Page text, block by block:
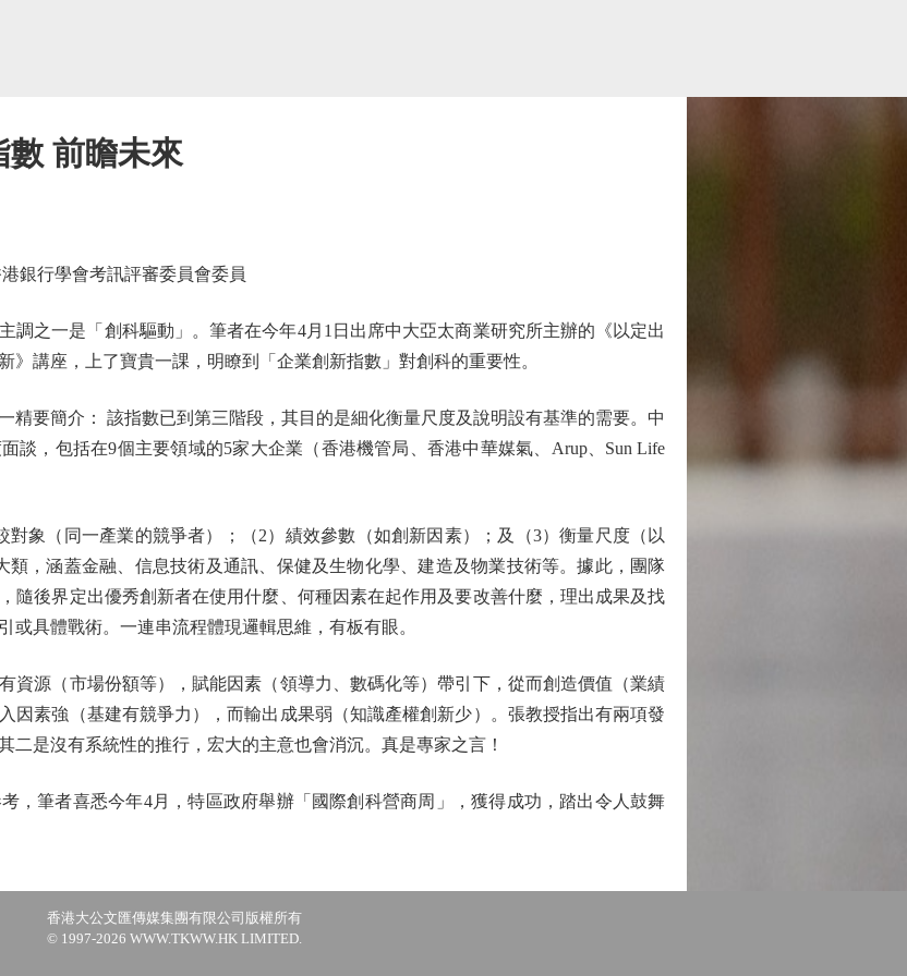
數 前瞻未來
行學會考訊評審委員會委員
之一是「創科驅動」。筆者在今年4月1日出席中大亞太商業研究所主辦的《以定出
》講座，上了寶貴一課，明瞭到「企業創新指數」對創科的重要性。
簡介： 該指數已到第三階段，其目的是細化衡量尺度及說明設有基準的需要。中
談，包括在9個主要領域的5家大企業（香港機管局、香港中華媒氣、Arup、Sun Life
（同一產業的競爭者）；（2）績效參數（如創新因素）；及（3）衡量尺度（以
類，涵蓋金融、信息技術及通訊、保健及生物化學、建造及物業技術等。據此，團隊
隨後界定出優秀創新者在使用什麼、何種因素在起作用及要改善什麼，理出成果及找
或具體戰術。一連串流程體現邏輯思維，有板有眼。
源（市場份額等），賦能因素（領導力、數碼化等）帶引下，從而創造價值（業績
因素強（基建有競爭力），而輸出成果弱（知識產權創新少）。張教授指出有兩項發
二是沒有系統性的推行，宏大的主意也會消沉。真是專家之言！
筆者喜悉今年4月，特區政府舉辦「國際創科營商周」，獲得成功，踏出令人鼓舞
香港大公文匯傳媒集團有限公司版權所有
© 1997-2026 WWW.TKWW.HK LIMITED.